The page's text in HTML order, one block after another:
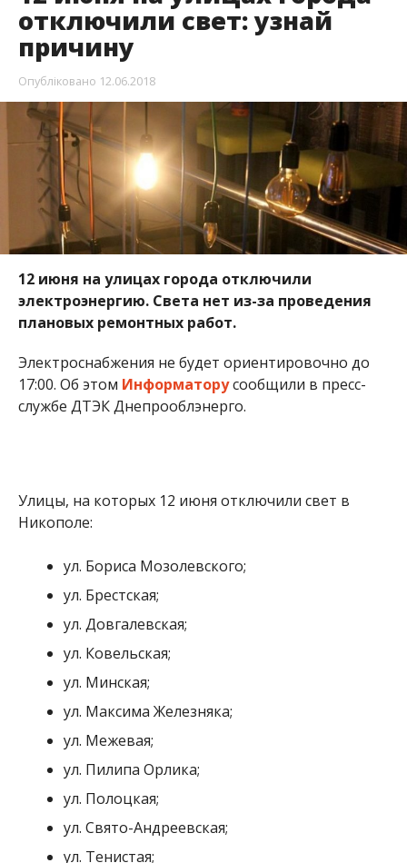
отключили свет: узнай
причину
Опубліковано 12.06.2018
12 июня на улицах города отключили
электроэнергию. Света нет из-за проведения
плановых ремонтных работ.
Электроснабжения не будет ориентировочно до
17:00. Об этом Информаторусообщили в пресс-
службе ДТЭК Днепрооблэнерго.
Улицы, на которых 12 июня отключили свет в
Никополе:
ул. Бориса Мозолевского;
ул. Брестская;
ул. Довгалевская;
ул. Ковельская;
ул. Минская;
ул. Максима Железняка;
ул. Межевая;
ул. Пилипа Орлика;
ул. Полоцкая;
ул. Свято-Андреевская;
ул. Тенистая;